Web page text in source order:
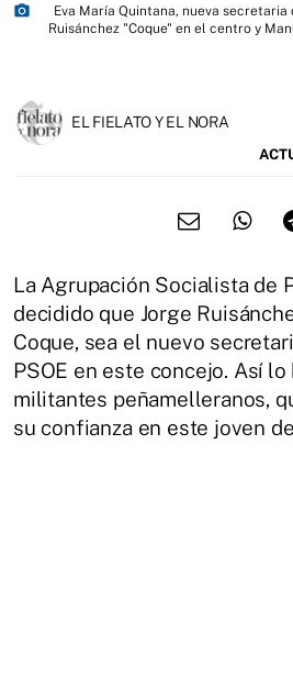
photo_camera
Eva María Quintana, nueva
Ruisánchez "Coque" en el centro y
EL FIELATO Y EL NORA
La Agrupación Socialista de
decidido que Jorge
Coque, sea el nuevo
PSOE en este concejo. Así
militantes peñamelleranos,
su confianza en este joven